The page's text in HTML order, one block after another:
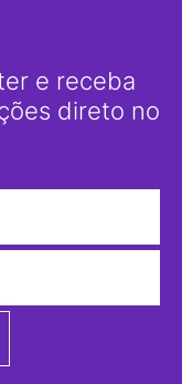
e receba
direto no